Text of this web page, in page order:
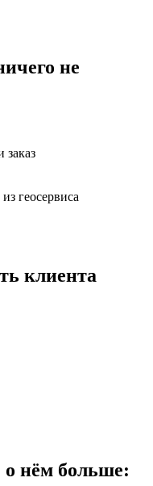
не
геосервиса
клиента
нём больше: